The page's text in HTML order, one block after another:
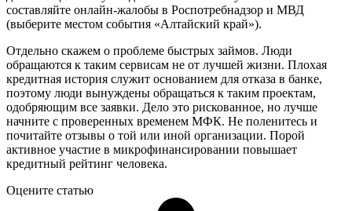
составляйте онлайн-жалобы в Роспотребнадзор и МВД
(выберите местом события «Алтайский край»).
Отдельно скажем о проблеме быстрых займов. Люди
обращаются к таким сервисам не от лучшей жизни. Плохая
кредитная история служит основанием для отказа в банке,
поэтому люди вынуждены обращаться к таким проектам,
одобряющим все заявки. Дело это рискованное, но лучше
начните с проверенных временем МФК. Не поленитесь и
почитайте отзывы о той или иной организации. Порой
активное участие в микрофинансировании повышает
кредитный рейтинг человека.
Оцените статью